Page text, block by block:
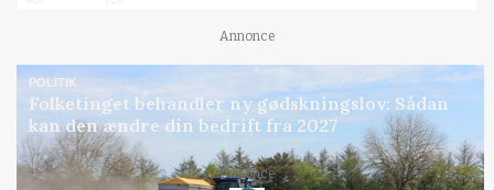
Annonce
POLITIK
Folketinget behandler ny gødskningslov: Sådan
kan den ændre din bedrift fra 2027
Annonce